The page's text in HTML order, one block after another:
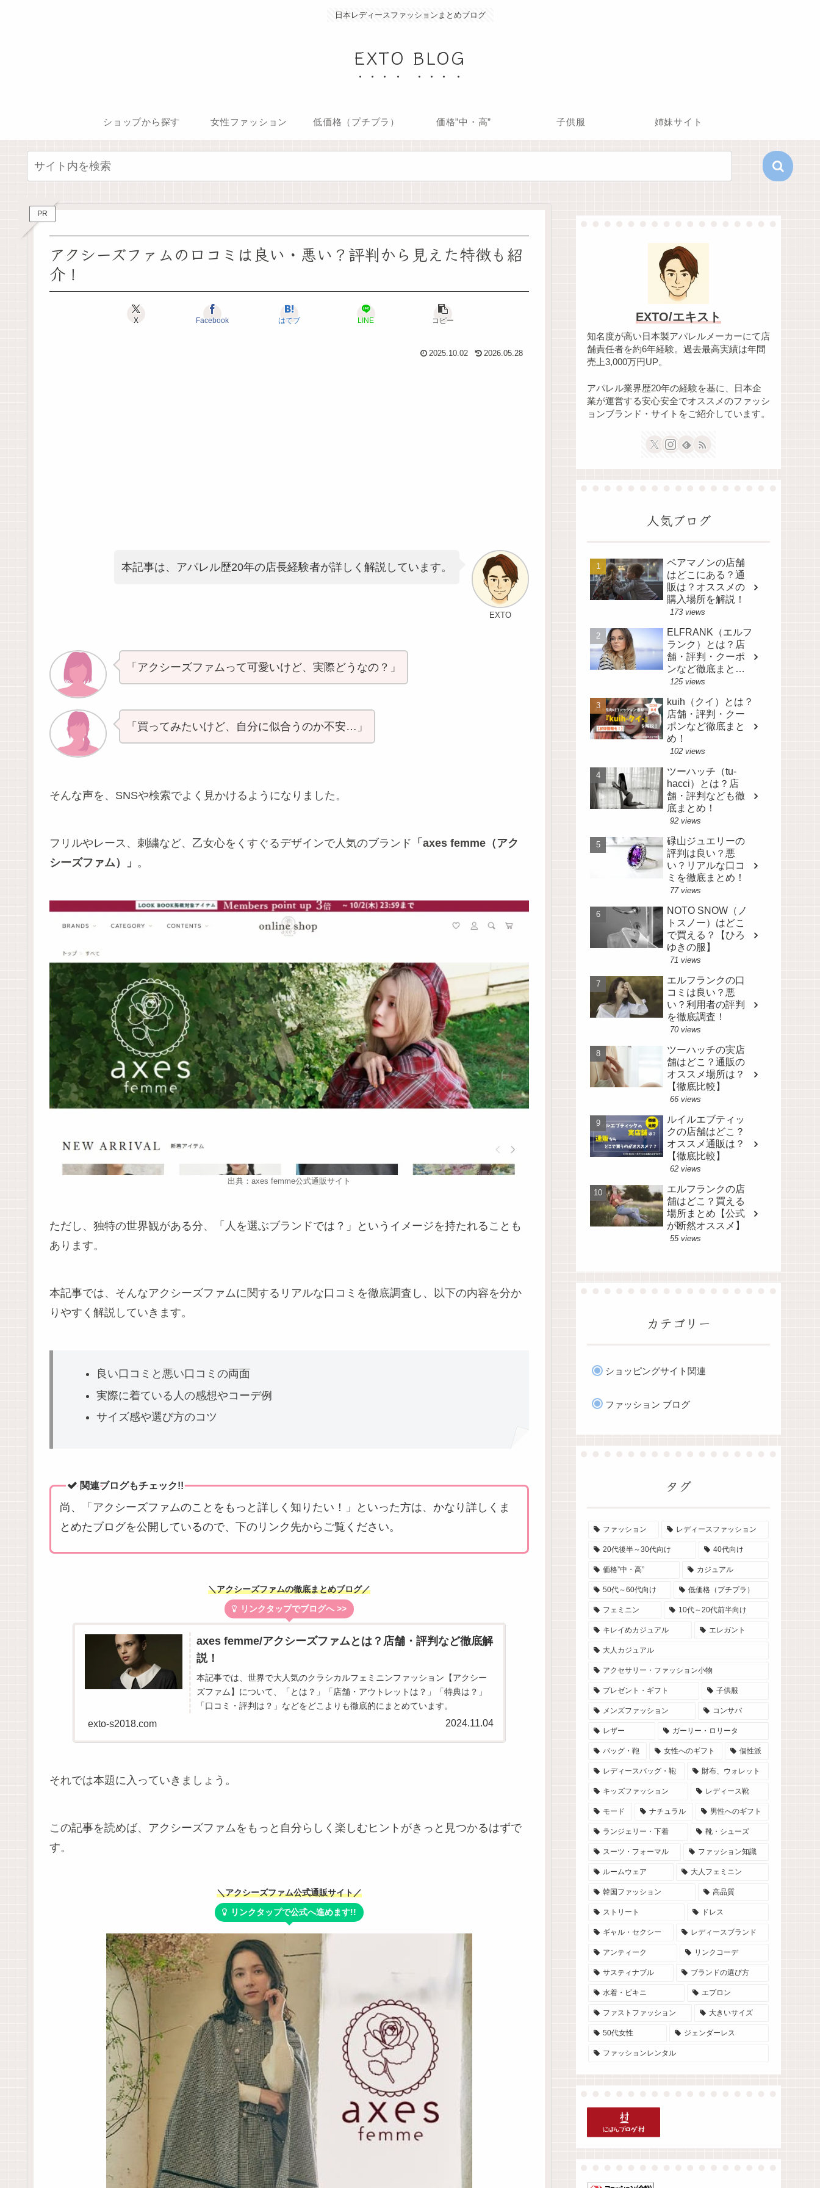
日本レディースファッションまとめブログ
EXTO BLOG
ショップから探す 女性ファッション 低価格（プチプラ） 価格”中・高” 子供服 姉妹サイト
PR
アクシーズファムの口コミは良い・悪い？評判から見えた特徴も紹
介！
X Facebook はてブ LINE コピー
2025.10.02 2026.05.28
EXTO
本記事は、アパレル歴20年の店長経験者が詳しく解説しています。
「アクシーズファムって可愛いけど、実際どうなの？」
「買ってみたいけど、自分に似合うのか不安…」
そんな声を、SNSや検索でよく見かけるようになりました。
フリルやレース、刺繍など、乙女心をくすぐるデザインで人気のブランド 「axes femme（アク
シーズファム）」 。
出典：axes femme公式通販サイト
ただし、独特の世界観がある分、「人を選ぶブランドでは？」というイメージを持たれることも
あります。
本記事では、そんなアクシーズファムに関するリアルな口コミを徹底調査し、以下の内容を分か
りやすく解説していきます。
良い口コミと悪い口コミの両面
実際に着ている人の感想やコーデ例
サイズ感や選び方のコツ
関連ブログもチェック!!
尚、「アクシーズファムのことをもっと詳しく知りたい！」といった方は、かなり詳しくま
とめたブログを公開しているので、下のリンク先からご覧ください。
＼アクシーズファムの徹底まとめブログ／
リンクタップでブログへ >>
axes femme/アクシーズファムとは？店舗・評判など徹底解
説！
本記事では、世界で大人気のクラシカルフェミニンファッション【アクシー
ズファム】について、「とは？」「店舗・アウトレットは？」「特典は？」
「口コミ・評判は？」などをどこよりも徹底的にまとめています。
exto-s2018.com 2024.11.04
それでは本題に入っていきましょう。
この記事を読めば、アクシーズファムをもっと自分らしく楽しむヒントがきっと見つかるはずで
す。
＼アクシーズファム公式通販サイト／
リンクタップで公式へ進めます!!
EXTO/エキスト
知名度が高い日本製アパレルメーカーにて店
舗責任者を約6年経験。過去最高実績は年間
売上3,000万円UP。
アパレル業界歴20年の経験を基に、日本企
業が運営する安心安全でオススメのファッシ
ョンブランド・サイトをご紹介しています。
人気ブログ
ペアマノンの店舗
はどこにある？通
販は？オススメの
購入場所を解説！
173 views
ELFRANK（エルフ
ランク）とは？店
舗・評判・クーポ
ンなど徹底まと
め！
125 views
kuih（クイ）とは？
店舗・評判・クー
ポンなど徹底まと
め！
102 views
ツーハッチ（tu-
hacci）とは？店
舗・評判なども徹
底まとめ！
92 views
碌山ジュエリーの
評判は良い？悪
い？リアルな口コ
ミを徹底まとめ！
77 views
NOTO SNOW（ノ
トスノー）はどこ
で買える？【ひろ
ゆきの服】
71 views
エルフランクの口
コミは良い？悪
い？利用者の評判
を徹底調査！
70 views
ツーハッチの実店
舗はどこ？通販の
オススメ場所は？
【徹底比較】
66 views
ルイルエブティッ
クの店舗はどこ？
オススメ通販は？
【徹底比較】
62 views
エルフランクの店
舗はどこ？買える
場所まとめ【公式
が断然オススメ】
55 views
カテゴリー
ショッピングサイト関連
ファッション ブログ
タグ
ファッション レディースファッション
20代後半～30代向け 40代向け
価格”中・高” カジュアル
50代～60代向け 低価格（プチプラ）
フェミニン 10代～20代前半向け
キレイめカジュアル エレガント
大人カジュアル
アクセサリー・ファッション小物
プレゼント・ギフト 子供服
メンズファッション コンサバ
レザー ガーリー・ロリータ
バッグ・鞄 女性へのギフト 個性派
レディースバッグ・鞄 財布、ウォレット
キッズファッション レディース靴
モード ナチュラル 男性へのギフト
ランジェリー・下着 靴・シューズ
スーツ・フォーマル ファッション知識
ルームウェア 大人フェミニン
韓国ファッション 高品質
ストリート ドレス
ギャル・セクシー レディースブランド
アンティーク リンクコーデ
サスティナブル ブランドの選び方
水着・ビキニ エプロン
ファストファッション 大きいサイズ
50代女性 ジェンダーレス
ファッションレンタル